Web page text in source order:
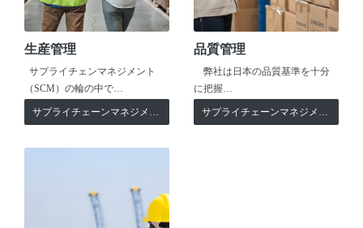
生産管理
サプライチェンマネジメント
（SCM）の輪の中で…
サプライチェーンマネジメント
品質管理
弊社は日本の品質基準を十分
に把握…
サプライチェーンマネジメント